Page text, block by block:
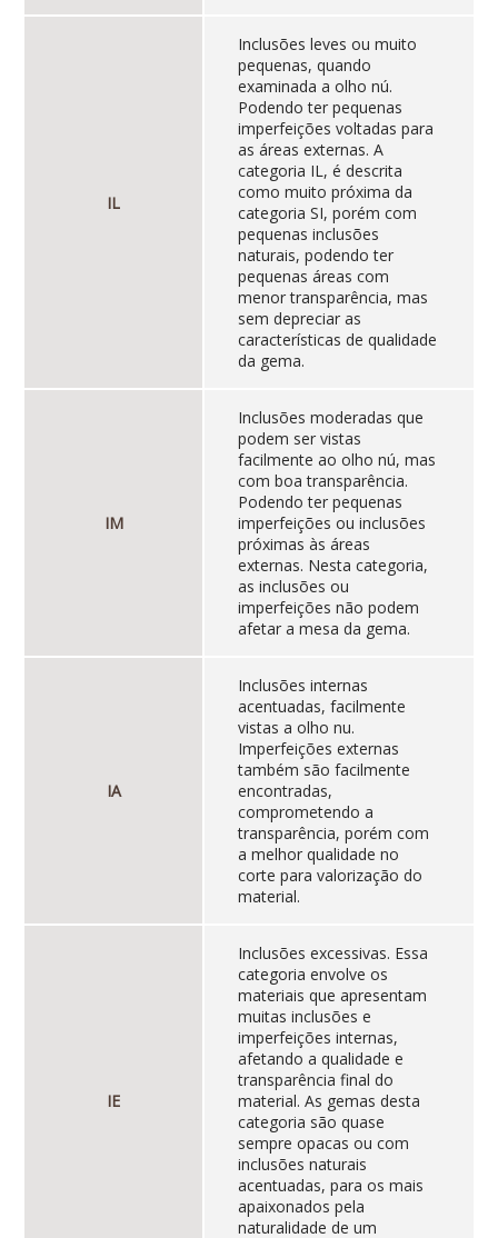
IL
Inclusões leves ou muito
pequenas, quando
examinada a olho nú.
Podendo ter pequenas
imperfeições voltadas para
as áreas externas. A
categoria IL, é descrita
como muito próxima da
categoria SI, porém com
pequenas inclusões
naturais, podendo ter
pequenas áreas com
menor transparência, mas
sem depreciar as
características de qualidade
da gema.
IM
Inclusões moderadas que
podem ser vistas
facilmente ao olho nú, mas
com boa transparência.
Podendo ter pequenas
imperfeições ou inclusões
próximas às áreas
externas. Nesta categoria,
as inclusões ou
imperfeições não podem
afetar a mesa da gema.
IA
Inclusões internas
acentuadas, facilmente
vistas a olho nu.
Imperfeições externas
também são facilmente
encontradas,
comprometendo a
transparência, porém com
a melhor qualidade no
corte para valorização do
material.
IE
Inclusões excessivas. Essa
categoria envolve os
materiais que apresentam
muitas inclusões e
imperfeições internas,
afetando a qualidade e
transparência final do
material. As gemas desta
categoria são quase
sempre opacas ou com
inclusões naturais
acentuadas, para os mais
apaixonados pela
naturalidade de um